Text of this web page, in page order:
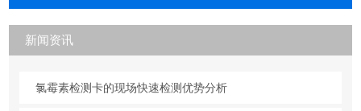
新闻资讯
氯霉素检测卡的现场快速检测优势分析